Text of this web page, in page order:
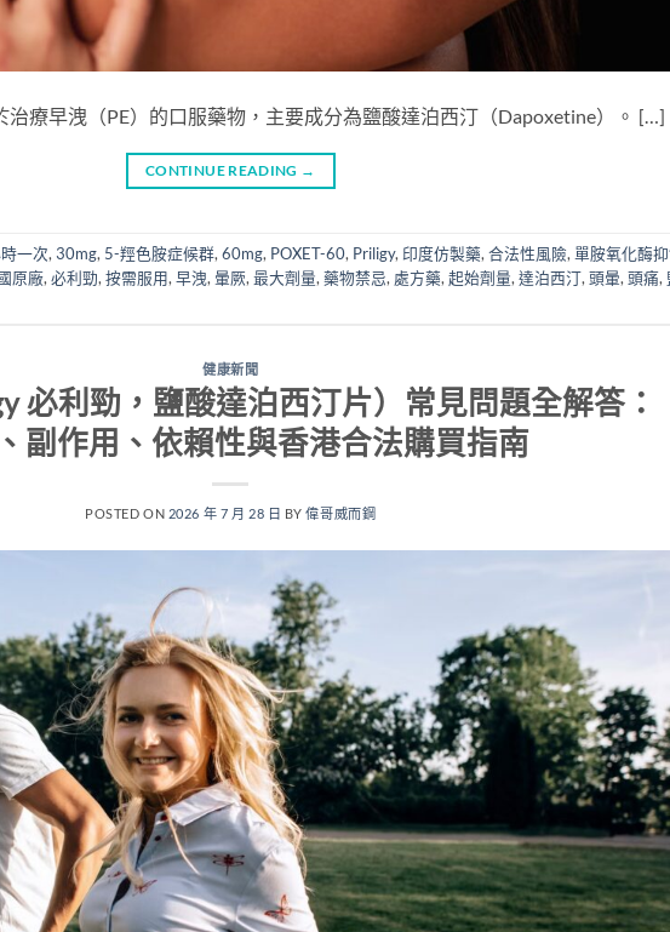
療早洩（PE）的口服藥物，主要成分為鹽酸達泊西汀（Dapoxetine）。 […]
CONTINUE READING →
一次,30mg, 5-羥色胺症候群,60mg, POXET-60, Priligy,印度仿製藥,合法性風險,單胺氧化酶
原廠,必利勁,按需服用,早洩, 暈厥,最大劑量,藥物禁忌, 處方藥,起始劑量,達泊西汀,頭暈,頭痛,
健康新聞
必利勁，鹽酸達泊西汀片）常見問題全解答：
副作用、依賴性與香港合法購買指南
POSTED ON 2026 年 7 月 28 日 BY偉哥威而鋼